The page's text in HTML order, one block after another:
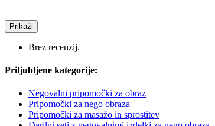
Prikaži
Brez recenzij.
Priljubljene kategorije:
Negovalni pripomočki za obraz
Pripomočki za nego obraza
Pripomočki za masažo in sprostitev